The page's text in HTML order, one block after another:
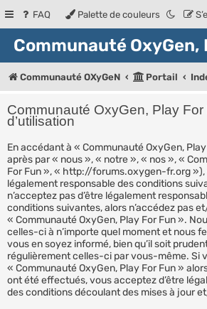
FAQ Palette de couleurs
Communauté OxyGen,
Communauté OXyGeN Portail
Communauté OxyGen, Play
d’utilisation
En accédant à « Communauté OxyGen,
après par « nous », « notre », « nos », «
For Fun », « http://forums.oxygen-fr.org »),
légalement responsable des conditions
n’acceptez pas d’être légalement
conditions suivantes, alors n’accédez pas
« Communauté OxyGen, Play For Fun ».
celles-ci à n’importe quel moment et nous
vous en soyez informé, bien qu’il soit
régulièrement celles-ci par vous-même. Si
« Communauté OxyGen, Play For Fun »
ont été effectués, vous acceptez d’être
des conditions découlant des mises à jour